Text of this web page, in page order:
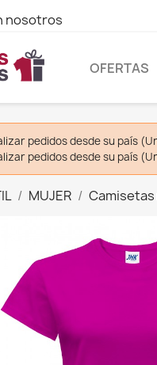
nosotros
OFERTAS
pedidos desde su país
pedidos desde su país
MUJER